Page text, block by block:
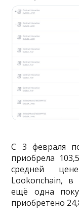
С 3 февраля
приобрела
средней
Lookonchain, в
ещё одна
приобретено